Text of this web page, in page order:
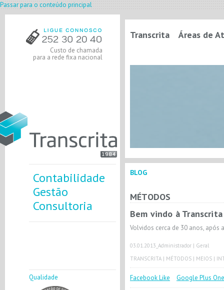
Passar para o conteúdo principal
Custo de chamada
para a rede fixa nacional
Contabilidade
Gestão
Consultoria
Qualidade
Transcrita Áreas de
BLOG
MÉTODOS
Bem vindo à Transcrita
Volvidos cerca de 30 anos, após
03.01.2013 _Administrador | Geral
TRANSCRITA | MÉTODOS | MEIOS |
Facebook Like Google Plus One